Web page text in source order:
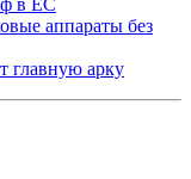
в ЕС
аппараты без
главную арку